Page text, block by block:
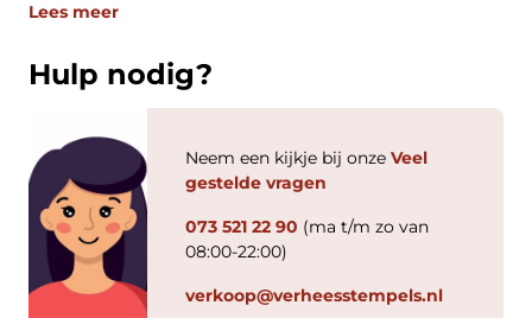
Lees meer
Hulp nodig?
Neem een kijkje bij onze Veel
gestelde vragen
073 521 22 90 (ma t/m zo van
08:00-22:00)
verkoop@verheesstempels.nl